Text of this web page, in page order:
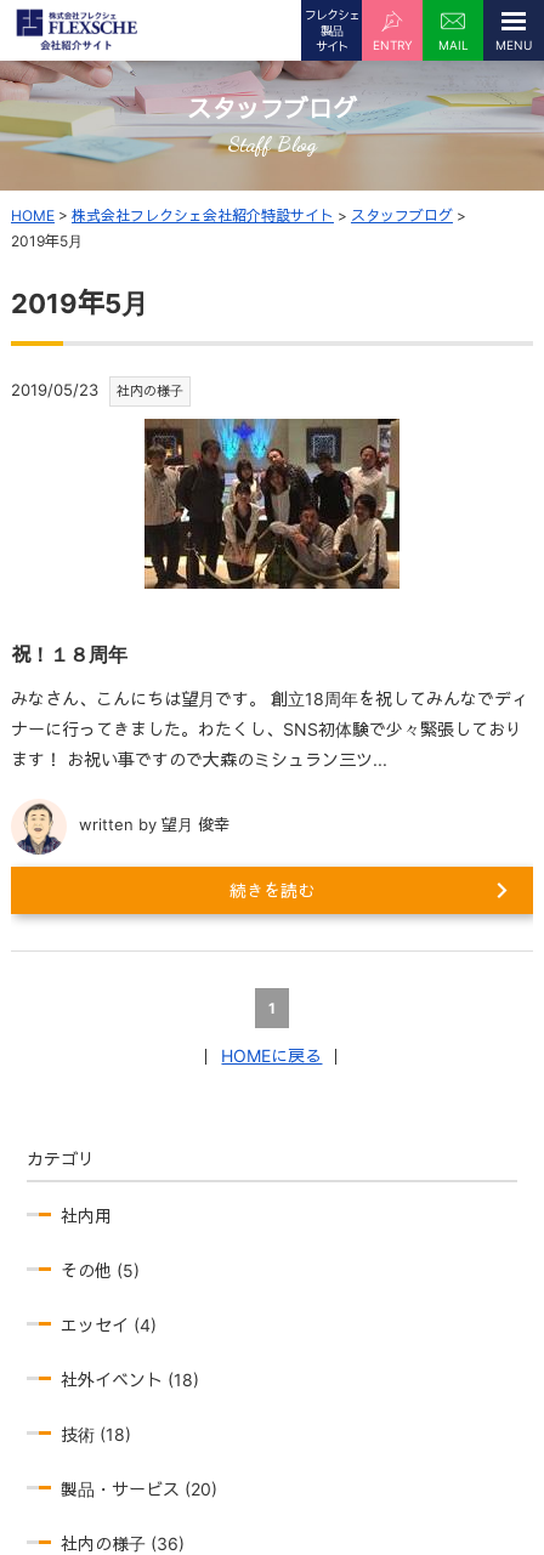
フレクシェ
製品
サイト
ENTRY MAIL
スタッフブログ
Staff Blog
HOME> 株式会社フレクシェ会社紹介特設サイト > スタッフブログ>
2019年5月
2019年5月
2019/05/23 社内の様子
祝！１８周年
みなさん、こんにちは望月です。 創立18周年を祝してみんなでディ
ナーに行ってきました。わたくし、SNS初体験で少々緊張しており
ます！ お祝い事ですので大森のミシュラン三ツ...
written by 望月 俊幸
続きを読む
1
｜ HOMEに戻る ｜
カテゴリ
社内用
その他 (5)
エッセイ (4)
社外イベント (18)
技術 (18)
製品・サービス (20)
社内の様子 (36)